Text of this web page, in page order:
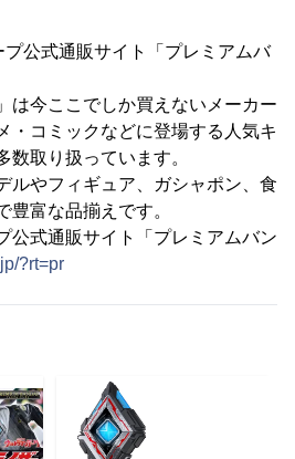
公式通販サイト「プレミアムバ
は今ここでしか買えないメーカー
・コミックなどに登場する人気キ
数取り扱っています。
ルやフィギュア、ガシャポン、食
豊富な品揃えです。
公式通販サイト「プレミアムバン
?rt=pr